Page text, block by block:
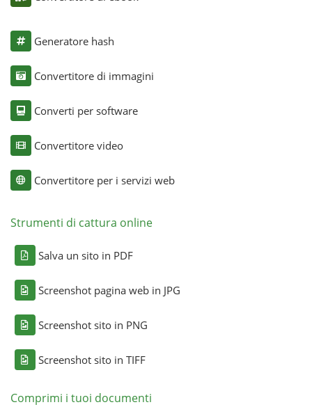
Generatore hash
Convertitore di immagini
Converti per software
Convertitore video
Convertitore per i servizi web
Strumenti di cattura online
Salva un sito in PDF
Screenshot pagina web in JPG
Screenshot sito in PNG
Screenshot sito in TIFF
Comprimi i tuoi documenti